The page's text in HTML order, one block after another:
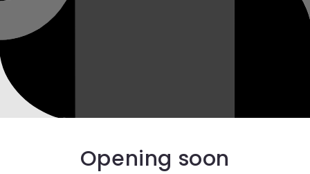
Opening soon